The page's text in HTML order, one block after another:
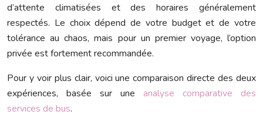
d’attente climatisées et des horaires généralement
respectés. Le choix dépend de votre budget et de votre
tolérance au chaos, mais pour un premier voyage, l’option
privée est fortement recommandée.
Pour y voir plus clair, voici une comparaison directe des deux
expériences, basée sur une analyse comparative des
services de bus.